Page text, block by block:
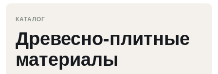
КАТАЛОГ
Древесно-плитные
материалы